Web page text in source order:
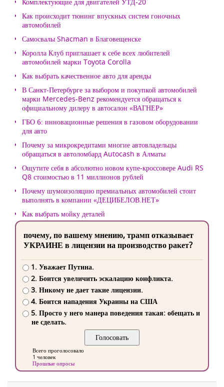
Комплектующие для двигателей УТД-20
Как происходит тюнинг впускных систем гоночных
автомобилей
Самосвалы Shacman в Благовещенске
Королла Клуб приглашает к себе всех любителей
автомобилей марки Toyota Corolla
Как выбрать качественное авто для аренды
В Санкт-Петербурге за выбором и покупкой автомобилей
марки Mercedes-Benz рекомендуется обращаться к
официальному дилеру в автосалон «ВАГНЕР»
ГБО 6: инновационные решения в газовом оборудовании
для авто
Почему за микрокредитами многие автовладельцы
обращаться в автоломбард Autocash в Алматы
Ощутите себя в абсолютно новом купе-кроссовере Audi RS
Q8 стоимостью в 11 миллионов рублей
Почему шумоизоляцию премиальных автомобилей стоит
выполнять в компании «ДЕЦИБЕЛОВ.НЕТ»
Как выбрать мойку деталей
почему, по вашему мнению, трамп отказывает
УКРАИНЕ в лицензии на производство ракет?
1. Уважает Путина.
2. Боится увеличить эскалацию конфликта.
3. Никому не дает такие лицензии.
4. Боится нападения Украины на США
5. Просто у него манера поведения такая: обещать и
не сделать.
Всего проголосовало
1 человек
Прошлые опросы